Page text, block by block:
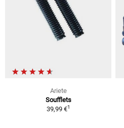
Ariete
Soufflets
39,99 €1